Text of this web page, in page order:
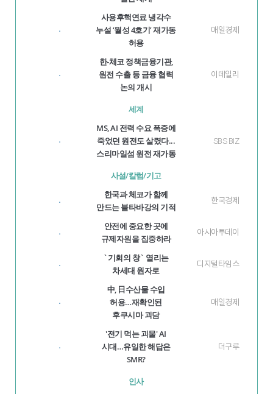
·
사용후핵연료 냉각수
누설 ‘월성 4호기’ 재가동
허용
매일경제
·
한-체코 정책금융기관,
원전 수출 등 금융 협력
논의 개시
이데일리
세계
·
MS, AI 전력 수요 폭증에
죽었던 원전도 살렸다...
스리마일섬 원전 재가동
SBS BIZ
사설/칼럼/기고
·
한국과 체코가 함께
만드는 블타바강의 기적
한국경제
·
안전에 중요한 곳에
규제자원을 집중하라
아시아투데이
·
`기회의 창` 열리는
차세대 원자로
디지털타임스
·
中, 日수산물 수입
허용…재확인된
후쿠시마 괴담
매일경제
·
'전기 먹는 괴물' AI
시대…유일한 해답은
SMR?
더구루
인사